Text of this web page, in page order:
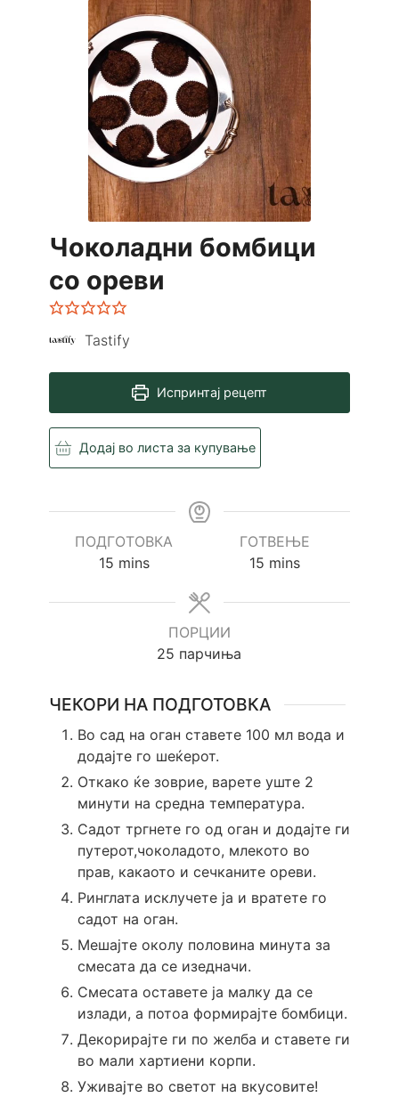
Чоколадни бомбици
со ореви
Tastify
Испринтај рецепт
Додај во листа за купување
ПОДГОТОВКА
15minutes
mins
ГОТВЕЊЕ
15 minutes
mins
ПОРЦИИ
25 парчиња
ЧЕКОРИ НА ПОДГОТОВКА
Во сад на оган ставете 100 мл вода и
додајте го шеќерот.
Откако ќе зоврие, варете уште 2
минути на средна температура.
Садот тргнете го од оган и додајте ги
путерот,чоколадото, млекото во
прав, какаото и сечканите ореви.
Ринглата исклучете ја и вратете го
садот на оган.
Мешајте околу половина минута за
смесата да се изедначи.
Смесата оставете ја малку да се
излади, а потоа формирајте бомбици.
Декорирајте ги по желба и ставете ги
во мали хартиени корпи.
Уживајте во светот на вкусовите!